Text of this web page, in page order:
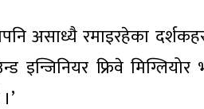
असाध्यै रमाइरहेका
इन्जिनियर फ्रिवे